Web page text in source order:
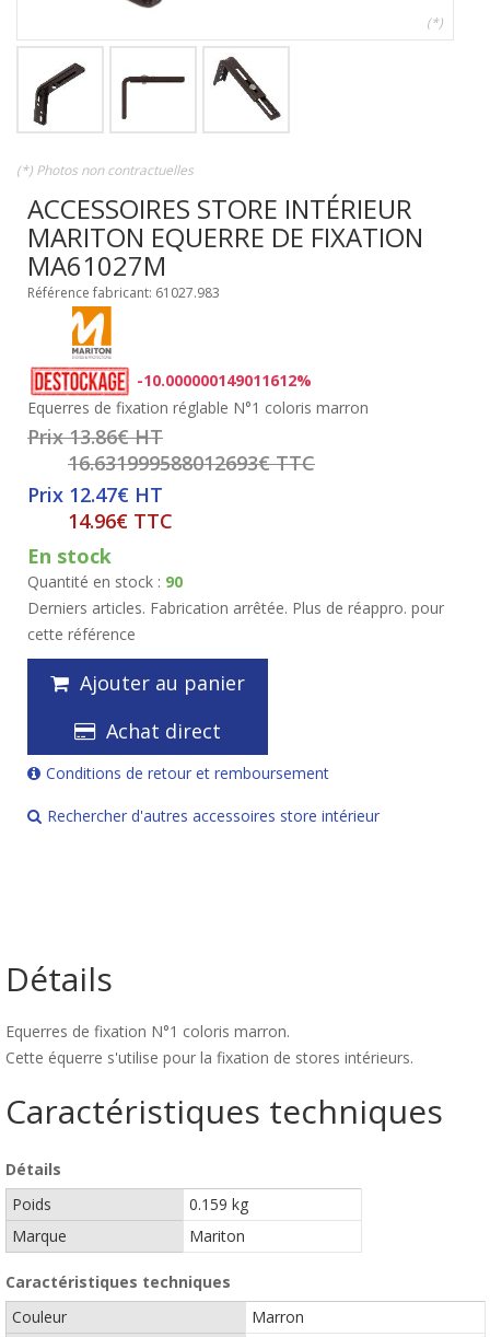
(*)
(*) Photos non contractuelles
ACCESSOIRES STORE INTÉRIEUR
MARITON EQUERRE DE FIXATION
MA61027M
Référence fabricant: 61027.983
-10.000000149011612%
Equerres de fixation réglable N°1 coloris marron
Prix 13.86€ HT
16.631999588012693€ TTC
Prix 12.47€ HT
14.96€ TTC
En stock
Quantité en stock : 90
Derniers articles. Fabrication arrêtée. Plus de réappro. pour
cette référence
Ajouter au panier
Achat direct
Conditions de retour et remboursement
Rechercher d'autres accessoires store intérieur
Détails
Equerres de fixation N°1 coloris marron.
Cette équerre s'utilise pour la fixation de stores intérieurs.
Caractéristiques techniques
Détails
Poids
0.159 kg
Marque
Mariton
Caractéristiques techniques
Couleur
Marron